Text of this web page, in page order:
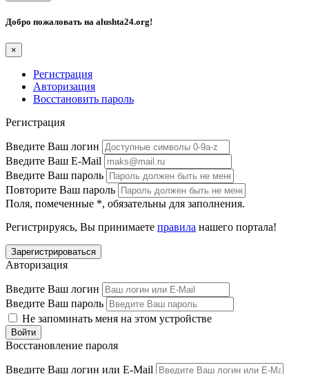
Добро пожаловать на alushta24.org!
×
Регистрация
Авторизация
Восстановить пароль
Регистрация
Введите Ваш логин
Введите Ваш E-Mail
Введите Ваш пароль
Повторите Ваш пароль
Поля, помеченные *, обязательны для заполнения.
Регистрируясь, Вы принимаете правила нашего портала!
Авторизация
Введите Ваш логин
Введите Ваш пароль
Не запоминать меня на этом устройстве
Восстановление пароля
Введите Ваш логин или E-Mail